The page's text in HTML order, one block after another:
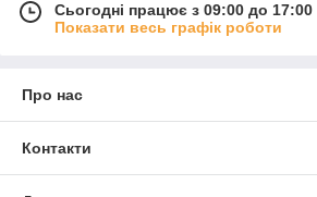
Сьогодні працює з 09:00 до 17:00
Показати весь графік роботи
Про нас
Контакти